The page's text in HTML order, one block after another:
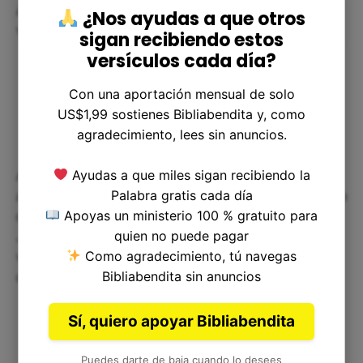
Aplicando el versículo a nuestra
Aunque puede parecer difícil encontrar una
aplicación práctica para un versículo tan específico
del Antiguo Testamento, la historia del Arca de
Jehová nos enseña algunas lecciones muy
valiosas que podemos aplicar en nuestra vida
¿Nos ayudas a que otros
sigan recibiendo estos
versículos cada día?
Con una aportación mensual de solo
US$1,99 sostienes Bibliabendita y, como
agradecimiento, lees sin anuncios.
Ayudas a que miles sigan recibiendo la
Palabra gratis cada día
Apoyas un ministerio 100 % gratuito para
quien no puede pagar
Como agradecimiento, tú navegas
Bibliabendita sin anuncios
Sí, quiero apoyar Bibliabendita
Puedes darte de baja cuando lo desees